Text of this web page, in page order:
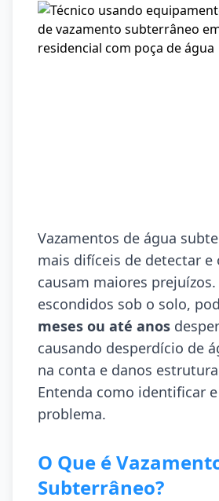
Vazamentos de água
mais difíceis de detectar e
causam maiores
escondidos sob o solo,
meses ou até anos
causando desperdício de
na conta e danos
Entenda como identificar
problema.
O Que é
Subterrâneo?